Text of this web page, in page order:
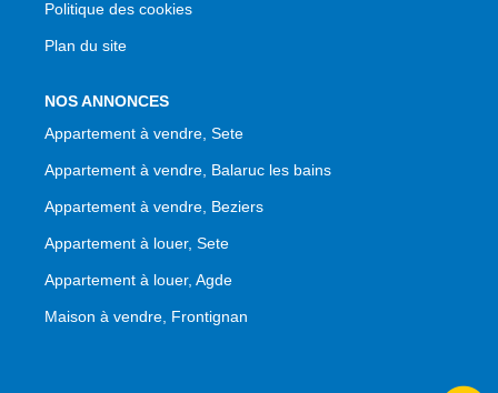
Politique des cookies
Plan du site
NOS ANNONCES
Appartement à vendre, Sete
Appartement à vendre, Balaruc les bains
Appartement à vendre, Beziers
Appartement à louer, Sete
Appartement à louer, Agde
Maison à vendre, Frontignan